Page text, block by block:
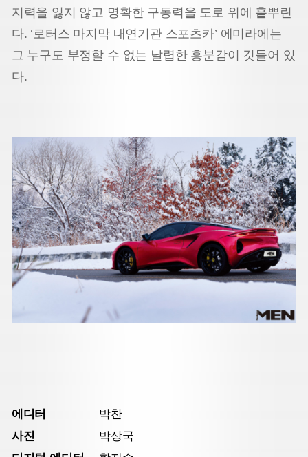
지력을 잃지 않고 명확한 구동력을 도로 위에 흩뿌린
다. ‘로터스 마지막 내연기관 스포츠카’ 에미라에는
그 누구도 부정할 수 없는 날렵한 흥분감이 깃들어 있
다.
에디터
박찬
사진
박상국